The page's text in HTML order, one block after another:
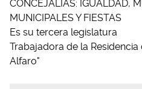
CONCEJALÍAS: IGUALDAD,
MUNICIPALES Y FIESTAS
Es su tercera legislatura
Trabajadora de la
Alfaro"